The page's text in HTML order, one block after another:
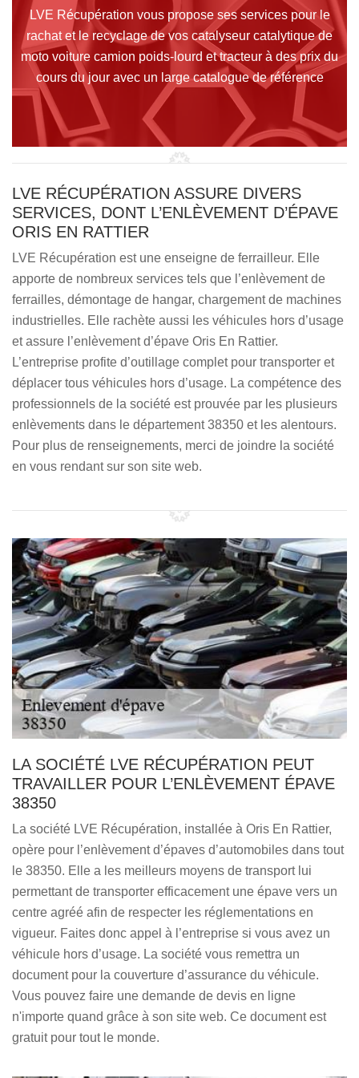
LVE Récupération vous propose ses services pour le
rachat et le recyclage de vos catalyseur catalytique de
moto voiture camion poids-lourd et tracteur à des prix du
cours du jour avec un large catalogue de référence
LVE RÉCUPÉRATION ASSURE DIVERS
SERVICES, DONT L’ENLÈVEMENT D’ÉPAVE
ORIS EN RATTIER
LVE Récupération est une enseigne de ferrailleur. Elle
apporte de nombreux services tels que l’enlèvement de
ferrailles, démontage de hangar, chargement de machines
industrielles. Elle rachète aussi les véhicules hors d’usage
et assure l’enlèvement d’épave Oris En Rattier.
L’entreprise profite d’outillage complet pour transporter et
déplacer tous véhicules hors d’usage. La compétence des
professionnels de la société est prouvée par les plusieurs
enlèvements dans le département 38350 et les alentours.
Pour plus de renseignements, merci de joindre la société
en vous rendant sur son site web.
LA SOCIÉTÉ LVE RÉCUPÉRATION PEUT
TRAVAILLER POUR L’ENLÈVEMENT ÉPAVE
38350
La société LVE Récupération, installée à Oris En Rattier,
opère pour l’enlèvement d’épaves d’automobiles dans tout
le 38350. Elle a les meilleurs moyens de transport lui
permettant de transporter efficacement une épave vers un
centre agréé afin de respecter les réglementations en
vigueur. Faites donc appel à l’entreprise si vous avez un
véhicule hors d’usage. La société vous remettra un
document pour la couverture d’assurance du véhicule.
Vous pouvez faire une demande de devis en ligne
n'importe quand grâce à son site web. Ce document est
gratuit pour tout le monde.